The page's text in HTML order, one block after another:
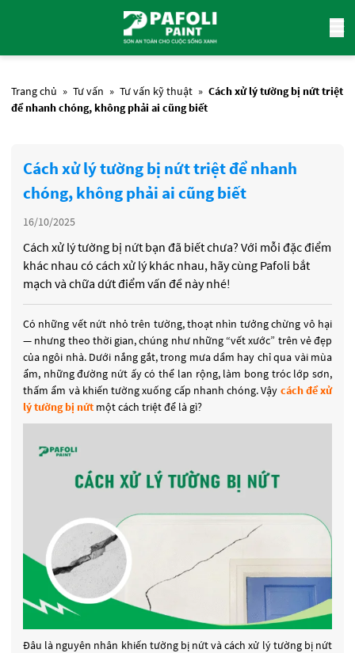
Trang chủ » Tư vấn » Tư vấn kỹ thuật » Cách xử lý tường bị nứt triệt
để nhanh chóng, không phải ai cũng biết
Cách xử lý tường bị nứt triệt để nhanh
chóng, không phải ai cũng biết
16/10/2025
Cách xử lý tường bị nứt bạn đã biết chưa? Với mỗi đặc điểm
khác nhau có cách xử lý khác nhau, hãy cùng Pafoli bắt
mạch và chữa dứt điểm vấn đề này nhé!
Có những vết nứt nhỏ trên tường, thoạt nhìn tưởng chừng vô hại
— nhưng theo thời gian, chúng như những “vết xước” trên vẻ đẹp
của ngôi nhà. Dưới nắng gắt, trong mưa dầm hay chỉ qua vài mùa
ẩm, những đường nứt ấy có thể lan rộng, làm bong tróc lớp sơn,
thấm ẩm và khiến tường xuống cấp nhanh chóng. Vậy cách để xử
lý tường bị nứt một cách triệt để là gì?
Đâu là nguyên nhân khiến tường bị nứt và cách xử lý tường bị nứt